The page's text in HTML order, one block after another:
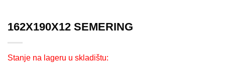
162X190X12 SEMERING
Stanje na lageru u skladištu: